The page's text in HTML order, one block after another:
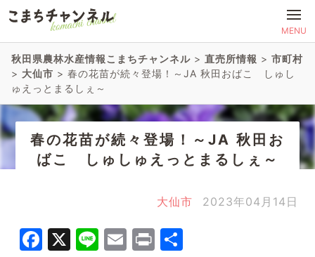
MENU
秋田県農林水産情報こまちチャンネル > 直売所情報 > 市町村
> 大仙市 > 春の花苗が続々登場！～JA 秋田おばこ しゅし
ゅえっとまるしぇ～
春の花苗が続々登場！～JA 秋田お
ばこ しゅしゅえっとまるしぇ～
大仙市 2023年04月14日
Facebook
X LineEmail
Print